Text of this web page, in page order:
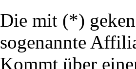
Die mit (*)
sogenannte
Kommt über